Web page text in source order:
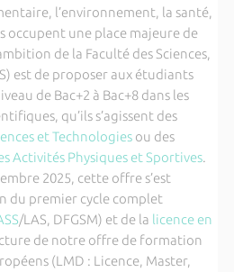
l’environnement, la santé,
occupent une place majeure de
de la Faculté des Sciences,
est de proposer aux étudiants
de Bac+2 à Bac+8 dans les
qu’ils s’agissent des
et Technologies ou des
Activités Physiques et Sportives.
2025, cette offre s’est
du premier cycle complet
/LAS, DFGSM) et de la licence en
de notre offre de formation
(LMD : Licence, Master,